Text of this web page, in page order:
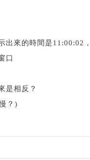
出來的時間是11:00:02
口
是相反？
？)